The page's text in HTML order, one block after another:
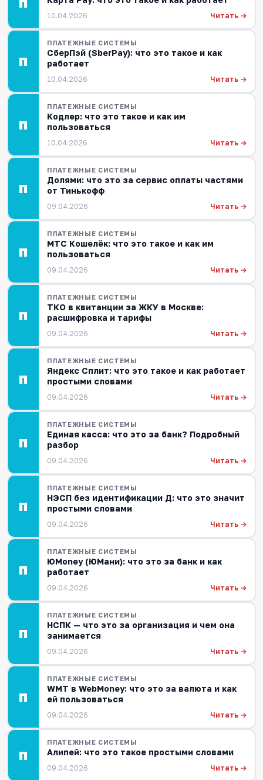
П
10.04.2026 Читать →
П
ПЛАТЕЖНЫЕ СИСТЕМЫ
СберПэй (SberPay): что это такое и как
работает
10.04.2026 Читать →
П
ПЛАТЕЖНЫЕ СИСТЕМЫ
Кодлер: что это такое и как им
пользоваться
10.04.2026 Читать →
П
ПЛАТЕЖНЫЕ СИСТЕМЫ
Долями: что это за сервис оплаты частями
от Тинькофф
09.04.2026 Читать →
П
ПЛАТЕЖНЫЕ СИСТЕМЫ
МТС Кошелёк: что это такое и как им
пользоваться
09.04.2026 Читать →
П
ПЛАТЕЖНЫЕ СИСТЕМЫ
ТКО в квитанции за ЖКУ в Москве:
расшифровка и тарифы
09.04.2026 Читать →
П
ПЛАТЕЖНЫЕ СИСТЕМЫ
Яндекс Сплит: что это такое и как работает
простыми словами
09.04.2026 Читать →
П
ПЛАТЕЖНЫЕ СИСТЕМЫ
Единая касса: что это за банк? Подробный
разбор
09.04.2026 Читать →
П
ПЛАТЕЖНЫЕ СИСТЕМЫ
НЭСП без идентификации Д: что это значит
простыми словами
09.04.2026 Читать →
П
ПЛАТЕЖНЫЕ СИСТЕМЫ
ЮMoney (ЮМани): что это за банк и как
работает
09.04.2026 Читать →
П
ПЛАТЕЖНЫЕ СИСТЕМЫ
НСПК — что это за организация и чем она
занимается
09.04.2026 Читать →
П
ПЛАТЕЖНЫЕ СИСТЕМЫ
WMT в WebMoney: что это за валюта и как
ей пользоваться
09.04.2026 Читать →
П
ПЛАТЕЖНЫЕ СИСТЕМЫ
Алипей: что это такое простыми словами
09.04.2026 Читать →